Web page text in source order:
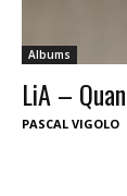
Albums
LiA –
PASCAL VIGOLO